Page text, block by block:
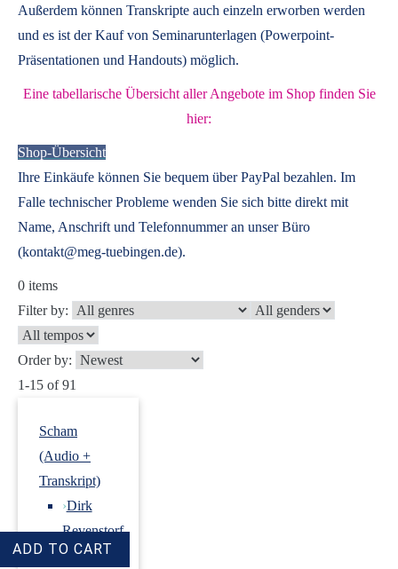
Außerdem können Transkripte auch einzeln erworben werden
und es ist der Kauf von Seminarunterlagen (Powerpoint-
Präsentationen und Handouts) möglich.
Eine tabellarische Übersicht aller Angebote im Shop finden Sie
hier:
Shop-Übersicht
Ihre Einkäufe können Sie bequem über PayPal bezahlen. Im
Falle technischer Probleme wenden Sie sich bitte direkt mit
Name, Anschrift und Telefonnummer an unser Büro
(kontakt@meg-tuebingen.de).
0 items
Filter by:
Order by:
1-15 of 91
Scham
(Audio +
Transkript)
›Dirk
Revenstorf